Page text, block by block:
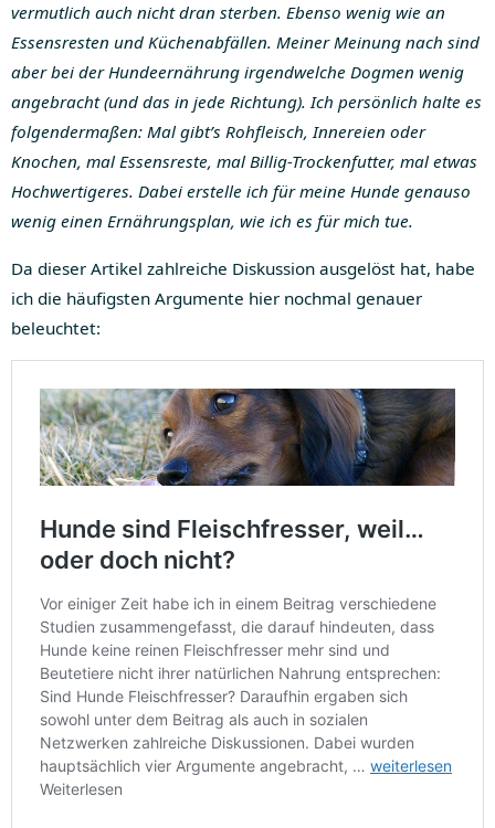
vermutlich auch nicht dran sterben. Ebenso wenig wie an
Essensresten und Küchenabfällen. Meiner Meinung nach sind
aber bei der Hundeernährung irgendwelche Dogmen wenig
angebracht (und das in jede Richtung). Ich persönlich halte es
folgendermaßen: Mal gibt’s Rohfleisch, Innereien oder
Knochen, mal Essensreste, mal Billig-Trockenfutter, mal etwas
Hochwertigeres. Dabei erstelle ich für meine Hunde genauso
wenig einen Ernährungsplan, wie ich es für mich tue.
Da dieser Artikel zahlreiche Diskussion ausgelöst hat, habe
ich die häufigsten Argumente hier nochmal genauer
beleuchtet: